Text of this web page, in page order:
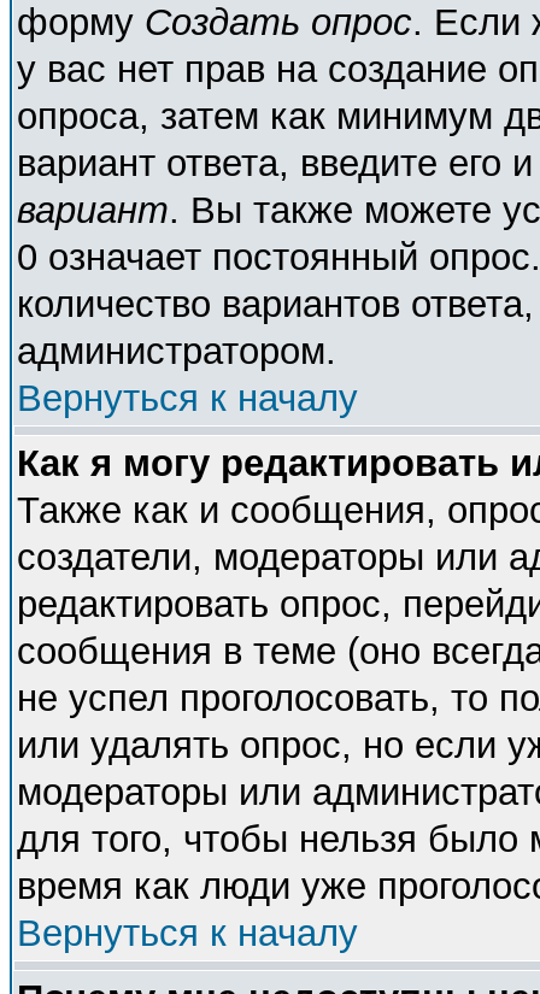
форму Создать опрос. Если
у вас нет прав на создание
опроса, затем как минимум
вариант ответа, введите его
вариант. Вы также можете
0 означает постоянный
количество вариантов
администратором.
Вернуться к началу
Как я могу редактировать
Также как и сообщения,
создатели, модераторы или
редактировать опрос,
сообщения в теме (оно
не успел проголосовать, то
или удалять опрос, но если
модераторы или
для того, чтобы нельзя было
время как люди уже
Вернуться к началу